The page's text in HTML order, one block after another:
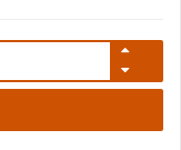
7598